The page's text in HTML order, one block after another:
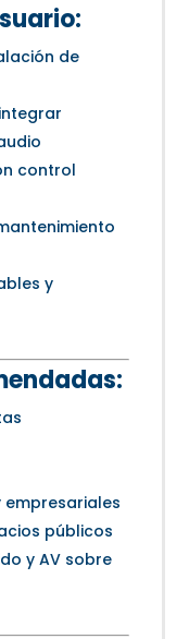
de
control
y
públicos
y AV sobre